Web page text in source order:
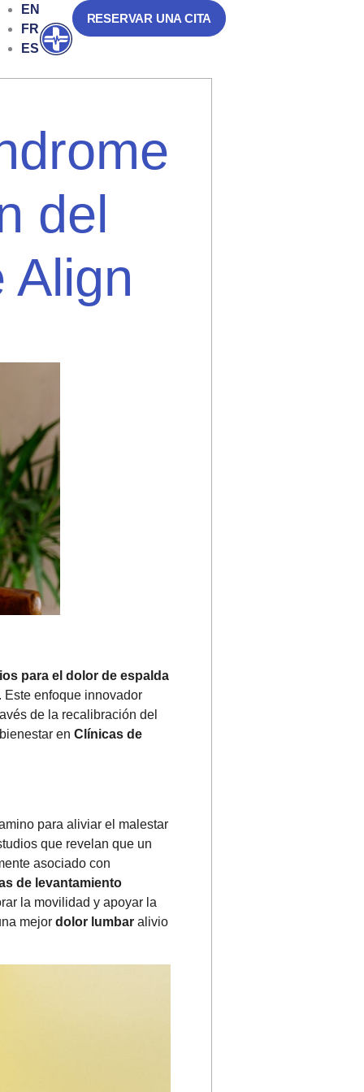
EN
FR
ES
Abrir
RESERVAR UNA CITA
del
Align
para el dolor de espalda
enfoque innovador
de la recalibración del
en Clínicas de
para aliviar el malestar
que revelan que un
asociado con
de levantamiento
la movilidad y apoyar la
mejor dolor lumbar alivio